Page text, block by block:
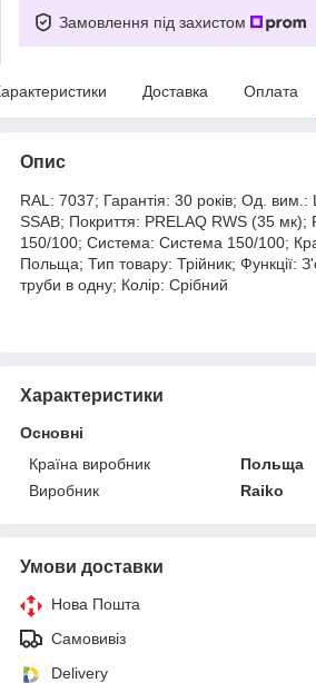
Замовлення під захистом
Доставка Оплата
Опис
RAL: 7037; Гарантія: 30 років; Од.
SSAB; Покриття: PRELAQ RWS (35 мк);
150/100; Система: Система 150/100;
Польща; Тип товару: Трійник; Функції:
труби в одну; Колір: Срібний
Характеристики
Основні
Країна виробник
Польща
Виробник
Raiko
Умови доставки
Нова Пошта
Самовивіз
Delivery